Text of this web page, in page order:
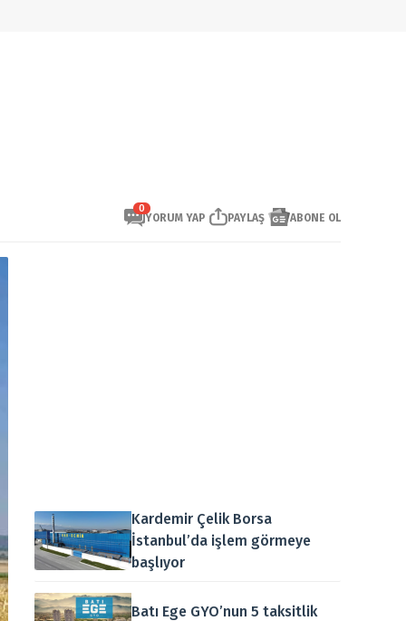
0
YORUM YAP PAYLAŞ ABONE OL
Kardemir Çelik Borsa
İstanbul’da işlem görmeye
başlıyor
Batı Ege GYO’nun 5 taksitlik